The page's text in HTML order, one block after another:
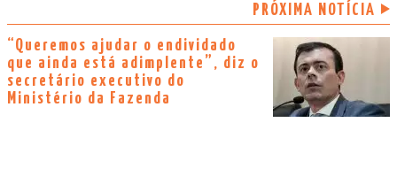
PRÓXIMA NOTÍCIA
“Queremos ajudar o endividado
que ainda está adimplente”, diz o
secretário executivo do
Ministério da Fazenda